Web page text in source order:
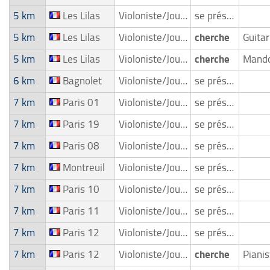
5 km Les Lilas Violoniste/Joueur de violon se présente
5 km Les Lilas Violoniste/Joueur de violon cherche
5 km Les Lilas Violoniste/Joueur de violon cherche
6 km Bagnolet Violoniste/Joueur de violon se présente
7 km Paris 01 Violoniste/Joueur de violon se présente
7 km Paris 19 Violoniste/Joueur de violon se présente
7 km Paris 08 Violoniste/Joueur de violon se présente
7 km Montreuil Violoniste/Joueur de violon se présente
7 km Paris 10 Violoniste/Joueur de violon se présente
7 km Paris 11 Violoniste/Joueur de violon se présente
7 km Paris 12 Violoniste/Joueur de violon se présente
7 km Paris 12 Violoniste/Joueur de violon cherche